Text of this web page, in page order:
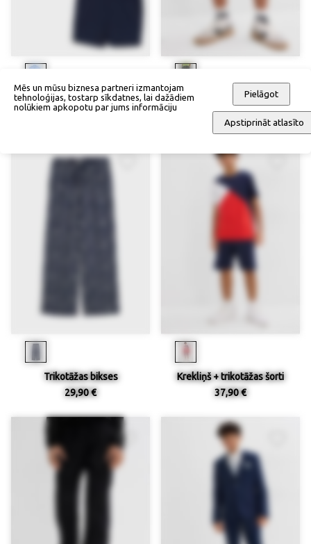
Krekls + šorti + tauriņš
69,90 €
Trikotāžas šorti
28,90 €
Trikotāžas bikses
29,90 €
Krekliņš + trikotāžas šorti
37,90 €
Mēs un mūsu biznesa partneri izmantojam
tehnoloģijas, tostarp sīkdatnes, lai dažādiem
nolūkiem apkopotu par jums informāciju
Pielāgot
Apstiprināt atlasīto